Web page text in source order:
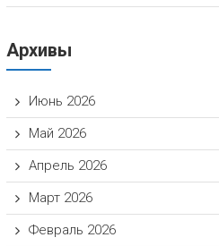
Архивы
Июнь 2026
Май 2026
Апрель 2026
Март 2026
Февраль 2026